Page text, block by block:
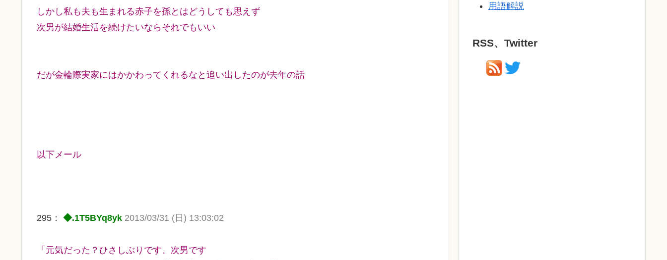
しかし私も夫も生まれる赤子を孫とはどうしても思えず
次男が結婚生活を続けたいならそれでもいい
だが金輪際実家にはかかわってくれるなと追い出したのが去年の話
以下メール
295： ◆.1T5BYq8yk 2013/03/31 (日) 13:03:02
「元気だった？ひさしぶりです、次男です
用語解説
RSS、Twitter